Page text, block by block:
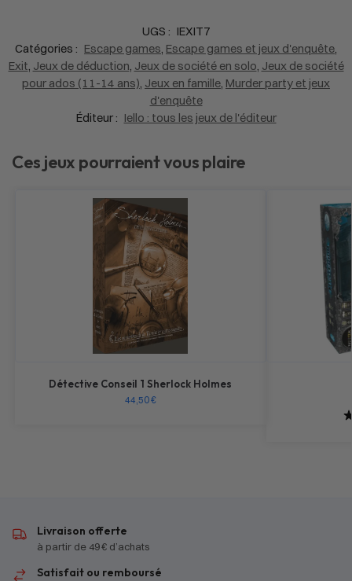
UGS : IEXIT7
Catégories : Escape games, Escape games et jeux d'enquête,
Exit, Jeux de déduction, Jeux de société en solo, Jeux de société
pour ados (11-14 ans), Jeux en famille, Murder party et jeux
d'enquête
Éditeur : Iello : tous les jeux de l'éditeur
Ces jeux pourraient vous plaire
Détective Conseil 1 Sherlock Holmes
44,50€
Livraison offerte
à partir de 49 € d’achats
Satisfait ou remboursé